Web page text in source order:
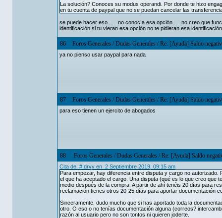
La solución? Conoces su modus operandi. Por donde te hizo
en tu cuenta de paypal que no se puedan cancelar las
se puede hacer eso.......no conocía esa opción......no creo que
identificación si tu vieran esa opción no te pidieran esa identificación
86 Foros Generales/Dudas Generales/Re: [Ayuda] Saldo
ya no pienso usar paypal para nada
87 Foros Generales/Dudas Generales/Re: [Ayuda] Saldo
para eso tienen un ejercito de abogados
88 Foros Generales/Dudas Generales/Re: [Ayuda] Saldo
Cita de: #!drvy en 2 Septiembre 2019, 09:15 am
Para empezar, hay diferencia entre disputa y cargo no
el que ha aceptado el cargo. Una disputa (qué es lo que creo que
medio después de la compra. A partir de ahí tenéis 20 días para
reclamación tienes otros 20-25 días para aportar documentación
Sinceramente, dudo mucho que si has aportado toda la
otro. O eso o no tenías documentación alguna (correos?
razón al usuario pero no son tontos ni quieren joderte.